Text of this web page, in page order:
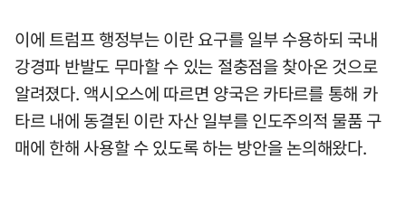
이에 트럼프 행정부는 이란 요구를 일부 수용하되 국내
강경파 반발도 무마할 수 있는 절충점을 찾아온 것으로
알려졌다. 액시오스에 따르면 양국은 카타르를 통해 카
타르 내에 동결된 이란 자산 일부를 인도주의적 물품 구
매에 한해 사용할 수 있도록 하는 방안을 논의해왔다.